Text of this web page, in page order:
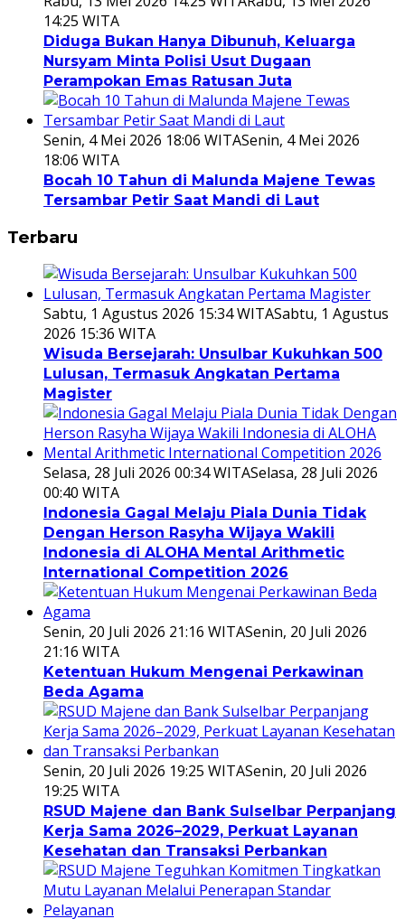
14:25 WITA
Diduga Bukan Hanya Dibunuh, Keluarga
Nursyam Minta Polisi Usut Dugaan
Perampokan Emas Ratusan Juta
Senin, 4 Mei 2026 18:06 WITASenin, 4 Mei 2026
18:06 WITA
Bocah 10 Tahun di Malunda Majene Tewas
Tersambar Petir Saat Mandi di Laut
Terbaru
Sabtu, 1 Agustus 2026 15:34 WITASabtu, 1 Agustus
2026 15:36 WITA
Wisuda Bersejarah: Unsulbar Kukuhkan 500
Lulusan, Termasuk Angkatan Pertama
Magister
Selasa, 28 Juli 2026 00:34 WITASelasa, 28 Juli 2026
00:40 WITA
Indonesia Gagal Melaju Piala Dunia Tidak
Dengan Herson Rasyha Wijaya Wakili
Indonesia di ALOHA Mental Arithmetic
International Competition 2026
Senin, 20 Juli 2026 21:16 WITASenin, 20 Juli 2026
21:16 WITA
Ketentuan Hukum Mengenai Perkawinan
Beda Agama
Senin, 20 Juli 2026 19:25 WITASenin, 20 Juli 2026
19:25 WITA
RSUD Majene dan Bank Sulselbar Perpanjang
Kerja Sama 2026–2029, Perkuat Layanan
Kesehatan dan Transaksi Perbankan